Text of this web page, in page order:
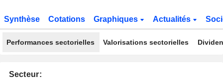
Synthèse Cotations Graphiques Actualités
Performances sectorielles Valorisations sectorielles
Secteur: